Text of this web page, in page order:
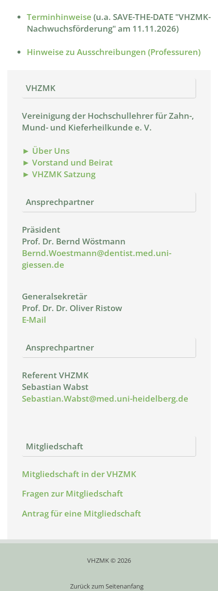
Terminhinweise (u.a. SAVE-THE-DATE "VHZMK-
Nachwuchsförderung" am 11.11.2026)
Hinweise zu Ausschreibungen (Professuren)
VHZMK
Vereinigung der Hochschullehrer für Zahn-,
Mund- und Kieferheilkunde e. V.
► Über Uns
► Vorstand und Beirat
► VHZMK Satzung
Ansprechpartner
Präsident
Prof. Dr. Bernd Wöstmann
Bernd.Woestmann@dentist.med.uni-
giessen.de
Generalsekretär
Prof. Dr. Dr. Oliver Ristow
E-Mail
Ansprechpartner
Referent VHZMK
Sebastian Wabst
Sebastian.Wabst@med.uni-heidelberg.de
Mitgliedschaft
Mitgliedschaft in der VHZMK
Fragen zur Mitgliedschaft
Antrag für eine Mitgliedschaft
VHZMK © 2026
Zurück zum Seitenanfang